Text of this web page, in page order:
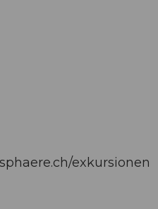
exkursionen